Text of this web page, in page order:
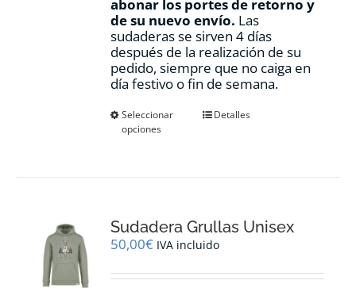
abonar los portes de retorno y
de su nuevo envío. Las
sudaderas se sirven 4 días
después de la realización de su
pedido, siempre que no caiga en
día festivo o fin de semana.
Seleccionar
opciones
Este
se
pueden
en
Detalles
Sudadera Grullas Unisex
50,00€ IVA incluido